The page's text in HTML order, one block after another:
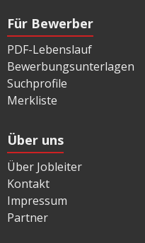
Für Bewerber
PDF-Lebenslauf
Bewerbungsunterlagen
Suchprofile
Merkliste
Über uns
Über Jobleiter
Kontakt
Impressum
Partner